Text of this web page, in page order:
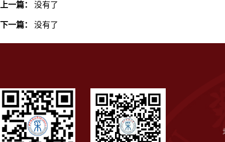
上一篇： 没有了
下一篇： 没有了